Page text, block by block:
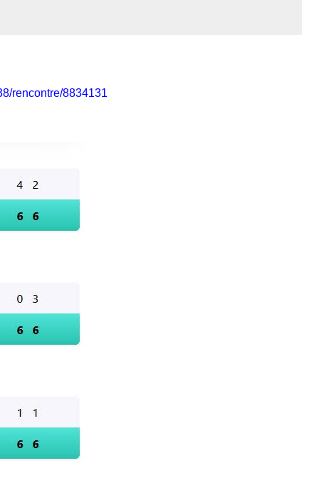
rencontre/8834131